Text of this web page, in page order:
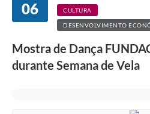
06 CULTURA
DESENVOLVIMENTO
Mostra de Dança
durante Semana de Vela